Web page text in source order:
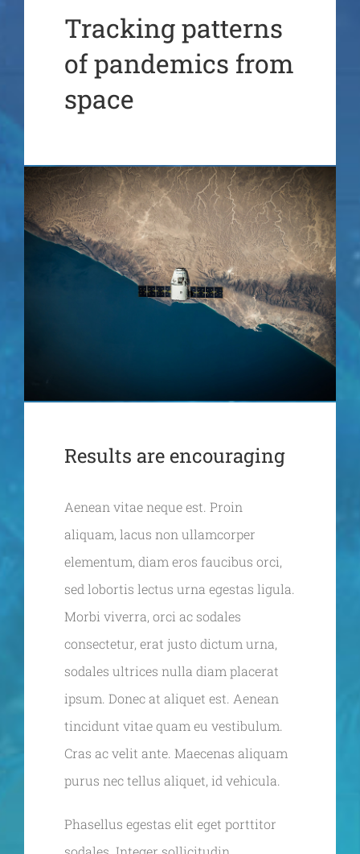
Tracking patterns
of pandemics from
space
Results are encouraging
Aenean vitae neque est. Proin
aliquam, lacus non ullamcorper
elementum, diam eros faucibus orci,
sed lobortis lectus urna egestas ligula.
Morbi viverra, orci ac sodales
consectetur, erat justo dictum urna,
sodales ultrices nulla diam placerat
ipsum. Donec at aliquet est. Aenean
tincidunt vitae quam eu vestibulum.
Cras ac velit ante. Maecenas aliquam
purus nec tellus aliquet, id vehicula.
Phasellus egestas elit eget porttitor